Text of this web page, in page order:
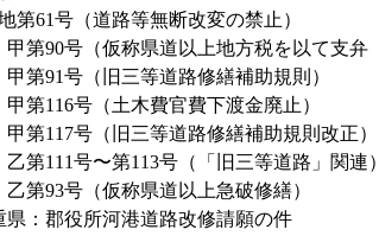
第61号（道路等無断改変の禁止）
甲第90号（仮称県道以上地方税を以て支弁
第91号（旧三等道路修繕補助規則）
第116号（土木費官費下渡金廃止）
第117号（旧三等道路修繕補助規則改正）
第111号〜第113号（「旧三等道路」関連）
第93号（仮称県道以上急破修繕）
県：郡役所河港道路改修請願の件